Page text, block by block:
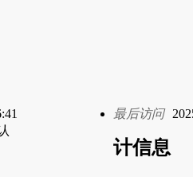
最后访问
计信息